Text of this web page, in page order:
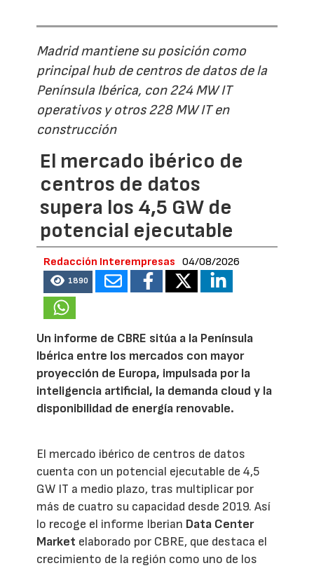
Madrid mantiene su posición como
principal hub de centros de datos de la
Península Ibérica, con 224 MW IT
operativos y otros 228 MW IT en
construcción
El mercado ibérico de
centros de datos
supera los 4,5 GW de
potencial ejecutable
Redacción Interempresas 04/08/2026
1890
Un informe de CBRE sitúa a la Península
Ibérica entre los mercados con mayor
proyección de Europa, impulsada por la
inteligencia artificial, la demanda cloud y la
disponibilidad de energía renovable.
El mercado ibérico de centros de datos
cuenta con un potencial ejecutable de 4,5
GW IT a medio plazo, tras multiplicar por
más de cuatro su capacidad desde 2019. Así
lo recoge el informe Iberian Data Center
Market elaborado por CBRE, que destaca el
crecimiento de la región como uno de los